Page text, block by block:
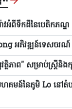
វអំពីទឹកដីនៃបេតិកភណ្ឌ
អភិវឌ្ឍន៍ទេសចរណ៍
ថិភាព" សម្រាប់ស្ត្រីនិង
មន៍នៃភូមិ Lo នៅតំបន់